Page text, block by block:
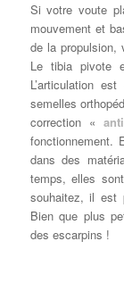
Si votre voute
mouvement et
de la propulsion,
Le tibia pivote
L’articulation
semelles
correction «
fonctionnement.
dans des
temps, elles
souhaitez, il est
Bien que plus
des escarpins !